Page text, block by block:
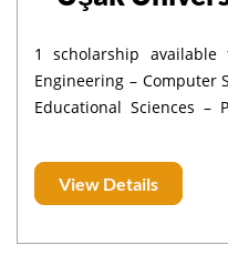
1 scholarship
Engineering – Computer
Educational Sciences –
Year: 2025–2026
View Details